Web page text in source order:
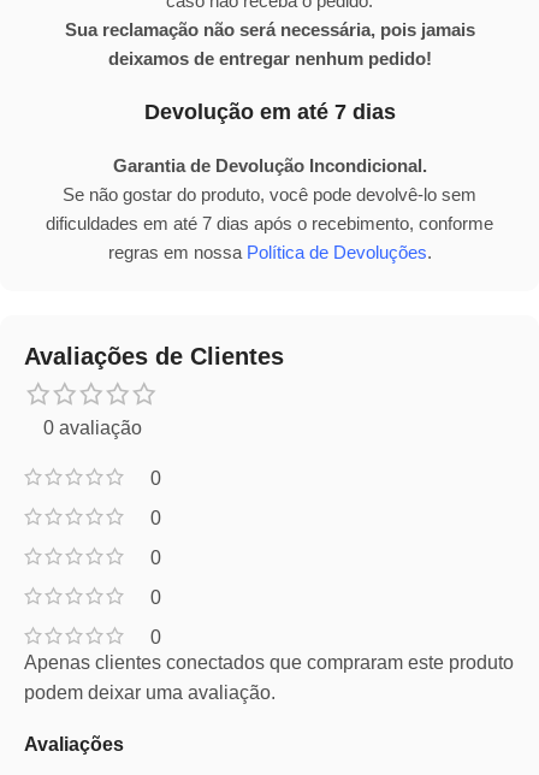
Sua reclamação não será necessária, pois jamais
deixamos de entregar nenhum pedido!
Devolução em até 7 dias
Garantia de Devolução Incondicional.
Se não gostar do produto, você pode devolvê-lo sem
dificuldades em até 7 dias após o recebimento, conforme
regras em nossa Política de Devoluções.
Avaliações de Clientes
0 avaliação
0
0
0
0
0
Avaliações
Apenas clientes conectados que compraram este produto
podem deixar uma avaliação.